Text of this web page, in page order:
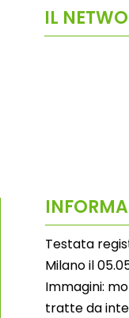
IL
Testata
Milano il
Immagini:
tratte da